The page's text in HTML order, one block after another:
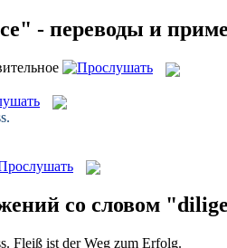
- переводы и
со словом
Fleiß ist der Weg zum Erfolg.